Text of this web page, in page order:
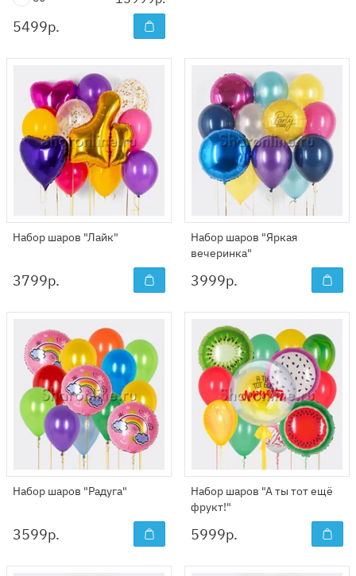
5499р.
Набор шаров "Лайк"
3799р.
Набор шаров "Яркая
вечеринка"
3999р.
Набор шаров "Радуга"
3599р.
Набор шаров "А ты тот ещё
фрукт!"
5999р.